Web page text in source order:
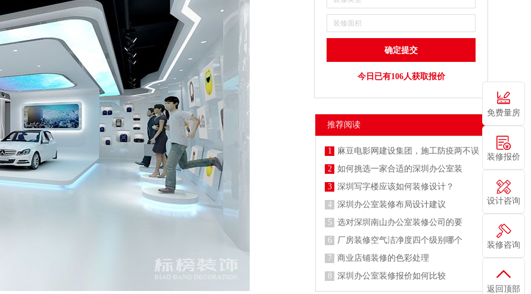
今日已有106人获取报价
推荐阅读
1
麻豆电影网建设集团，施工防疫两不误
2
如何挑选一家合适的深圳办公室装
3
深圳写字楼应该如何装修设计？
4
深圳办公室装修布局设计建议
5
选对深圳南山办公室装修公司的要
6
厂房装修空气洁净度四个级别哪个
7
商业店铺装修的色彩处理
8
深圳办公室装修报价如何比较
免费量房
装修报价
设计咨询
装修咨询
返回顶部